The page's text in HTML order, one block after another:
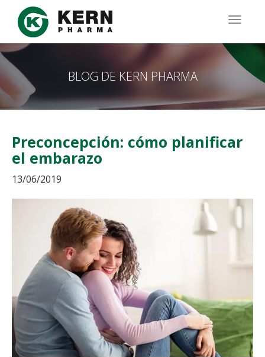
Pasar
contenido
principal
BLOG DE KERN PHARMA
Preconcepción: cómo planificar
el embarazo
13/06/2019